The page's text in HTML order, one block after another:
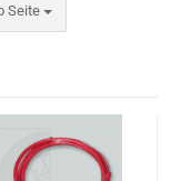
Seite